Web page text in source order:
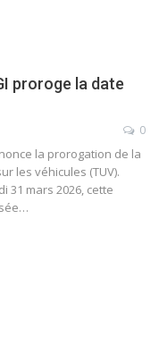
proroge la date
0
la prorogation de la
les véhicules (TUV).
31 mars 2026, cette